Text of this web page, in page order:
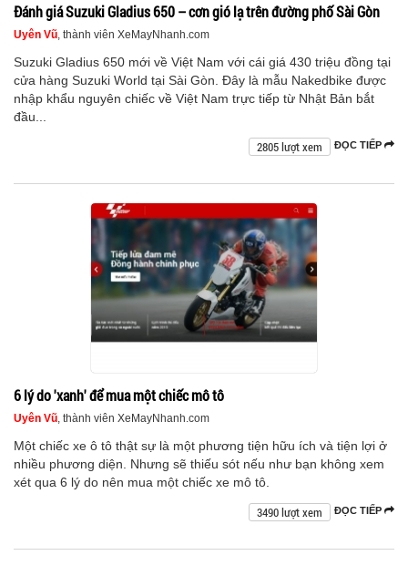
Đánh giá Suzuki Gladius 650 – cơn gió lạ trên đường phố Sài Gòn
Uyên Vũ, thành viên XeMayNhanh.com
Suzuki Gladius 650 mới về Việt Nam với cái giá 430 triệu đồng tại
cửa hàng Suzuki World tại Sài Gòn. Đây là mẫu Nakedbike được
nhập khẩu nguyên chiếc về Việt Nam trực tiếp từ Nhật Bản bắt
đầu...
ĐỌC TIẾP
2805 lượt xem
6 lý do 'xanh' để mua một chiếc mô tô
Uyên Vũ, thành viên XeMayNhanh.com
Một chiếc xe ô tô thật sự là một phương tiện hữu ích và tiện lợi ở
nhiều phương diện. Nhưng sẽ thiếu sót nếu như bạn không xem
xét qua 6 lý do nên mua một chiếc xe mô tô.
ĐỌC TIẾP
3490 lượt xem